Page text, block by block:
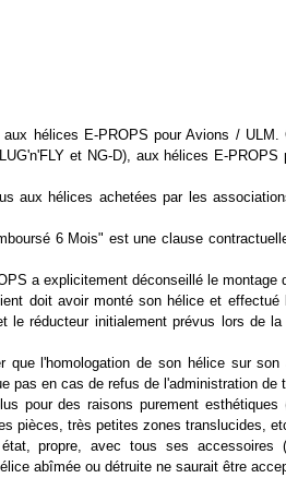
hélices E-PROPS pour Avions /
et NG-D), aux hélices E-
aux hélices achetées par les
6 Mois" est une clause
a explicitement déconseillé le montage
doit avoir monté son hélice et
le réducteur initialement prévus lors de
que l'homologation de son hélice sur
pas en cas de refus de l'administration de
pour des raisons purement
pièces, très petites zones translucides,
propre, avec tous ses accessoires
abîmée ou détruite ne saurait être